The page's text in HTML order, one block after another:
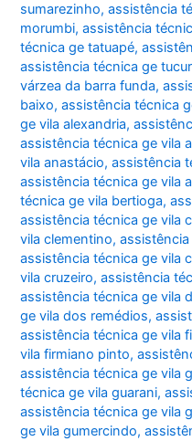
sumarezinho,assistência
morumbi,assistência
técnica ge tatuapé,
assistência técnica ge
várzea da barra funda,
baixo,assistência técnica
ge vila alexandria,
assistência técnica ge vila
vila anastácio,assistência
assistência técnica ge vila
técnica ge vila bertioga,
assistência técnica ge vila
vila clementino,
assistência técnica ge vila
vila cruzeiro,assistência
assistência técnica ge vila
ge vila dos remédios,
assistência técnica ge vila
vila firmiano pinto,
assistência técnica ge vila
técnica ge vila guarani,
assistência técnica ge vila
ge vila gumercindo,